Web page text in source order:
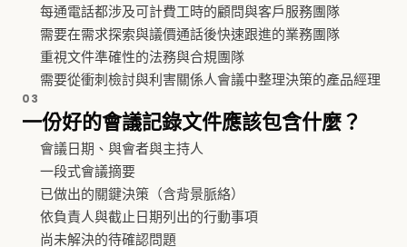
每通電話都涉及可計費工時的顧問與客戶服務團隊
需要在需求探索與議價通話後快速跟進的業務團隊
重視文件準確性的法務與合規團隊
需要從衝刺檢討與利害關係人會議中整理決策的產品經理
03
一份好的會議記錄文件應該包含什麼？
會議日期、與會者與主持人
一段式會議摘要
已做出的關鍵決策（含背景脈絡）
依負責人與截止日期列出的行動事項
尚未解決的待確認問題